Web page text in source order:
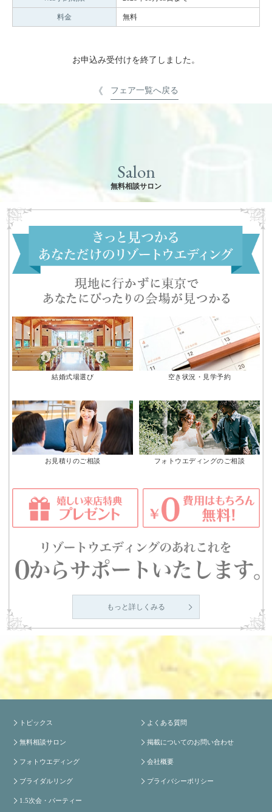
料金 無料
お申込み受付けを終了しました。
フェア一覧へ戻る
Salon
無料相談サロン
結婚式場選び 空き状況・見学予約
お見積りのご相談 フォトウエディングのご相談
もっと詳しくみる
トピックス
無料相談サロン
フォトウエディング
ブライダルリング
1.5次会・パーティー
よくある質問
掲載についてのお問い合わせ
会社概要
プライバシーポリシー